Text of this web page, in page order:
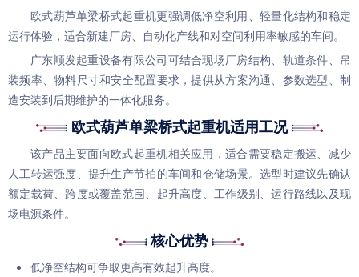
欧式葫芦单梁桥式起重机更强调低净空利用、轻量化结构和稳定
运行体验，适合新建厂房、自动化产线和对空间利用率敏感的车间。
广东顺发起重设备有限公司可结合现场厂房结构、轨道条件、吊
装频率、物料尺寸和安全配置要求，提供从方案沟通、参数选型、制
造安装到后期维护的一体化服务。
欧式葫芦单梁桥式起重机适用工况
该产品主要面向欧式起重机相关应用，适合需要稳定搬运、减少
人工转运强度、提升生产节拍的车间和仓储场景。选型时建议先确认
额定载荷、跨度或覆盖范围、起升高度、工作级别、运行路线以及现
场电源条件。
核心优势
低净空结构可争取更高有效起升高度。